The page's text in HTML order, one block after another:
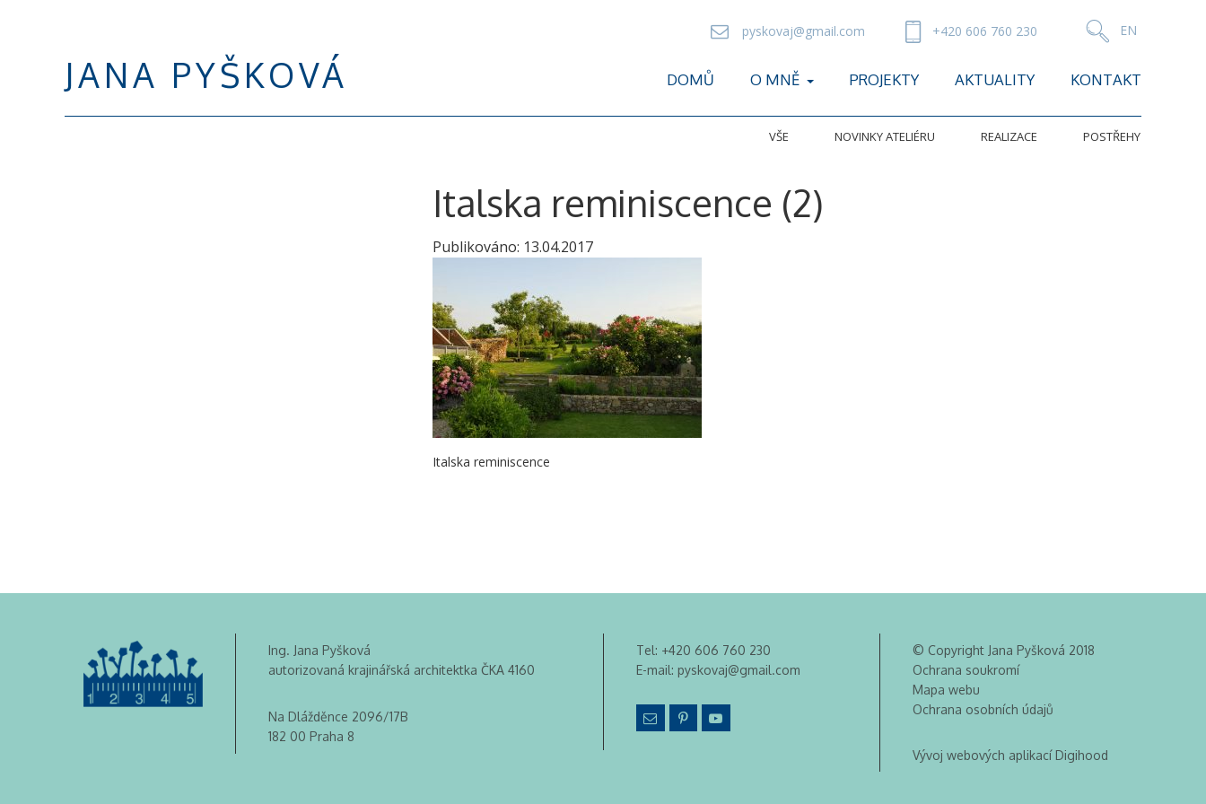
JANA PYŠKOVÁ
pyskovaj@gmail.com +420 606 760 230
DOMŮ O MNĚ PROJEKTY AKTUALITY KONTAKT
VŠE NOVINKY ATELIÉRU REALIZACE POSTŘEHY
Italska reminiscence (2)
Publikováno: 13.04.2017
Italska reminiscence
Ing. Jana Pyšková
autorizovaná krajinářská architektka ČKA 4160
Na Dlážděnce 2096/17B
182 00 Praha 8
Tel: +420 606 760 230
E-mail: pyskovaj@gmail.com
© Copyright Jana Pyšková 2018
Ochrana soukromí
Mapa webu
Ochrana osobních údajů
Vývoj webových aplikací Digihood